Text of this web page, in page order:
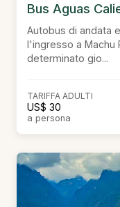
Bus Aguas
Autobus di andata
l'ingresso a Machu
determinato gio...
TARIFFA ADULTI
US$ 30
a persona